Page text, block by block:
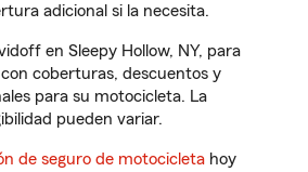
adicional si la necesita.
en Sleepy Hollow, NY, para
coberturas, descuentos y
para su motocicleta. La
pueden variar.
de seguro de motocicleta hoy